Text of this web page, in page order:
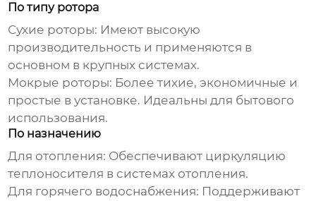
По типу ротора
Сухие роторы: Имеют высокую
производительность и применяются в
основном в крупных системах.
Мокрые роторы: Более тихие, экономичные и
простые в установке. Идеальны для бытового
использования.
По назначению
Для отопления: Обеспечивают циркуляцию
теплоносителя в системах отопления.
Для горячего водоснабжения: Поддерживают